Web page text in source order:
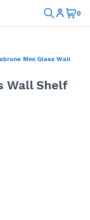
Mini Glass Wall
Wall Shelf